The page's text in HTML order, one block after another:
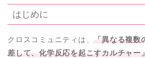
はじめに
クロスコミュニティは、
「異なる複
差して、化学反応を起こすカルチャー」